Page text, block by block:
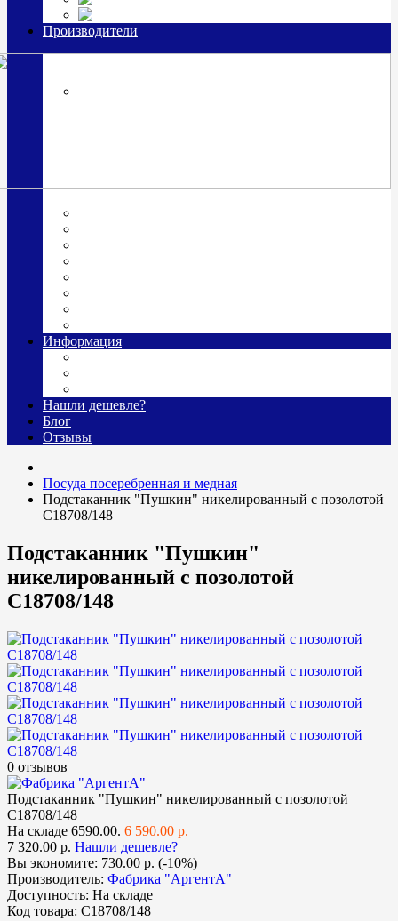
Производители
Информация
Нашли дешевле?
Блог
Отзывы
Посуда посеребренная и медная
Подстаканник "Пушкин" никелированный с позолотой
С18708/148
Подстаканник "Пушкин"
никелированный с позолотой
С18708/148
0 отзывов
Подстаканник "Пушкин" никелированный с позолотой
С18708/148
На складе 6590.00. 6 590.00 р.
7 320.00 р. Нашли дешевле?
Вы экономите: 730.00 р. (-10%)
Производитель: Фабрика "АргентА"
Доступность: На складе
Код товара: С18708/148